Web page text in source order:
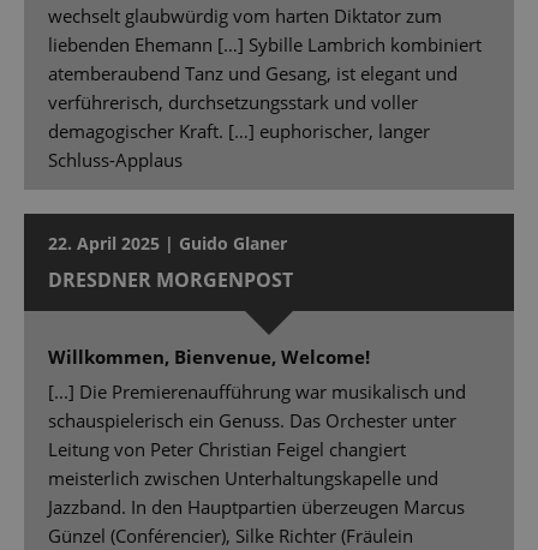
wechselt glaubwürdig vom harten Diktator zum
liebenden Ehemann […] Sybille Lambrich kombiniert
atemberaubend Tanz und Gesang, ist elegant und
verführerisch, durchsetzungsstark und voller
demagogischer Kraft. […] euphorischer, langer
Schluss-Applaus
22. April 2025 | Guido Glaner
DRESDNER MORGENPOST
Willkommen, Bienvenue, Welcome!
[...] Die Premierenaufführung war musikalisch und
schauspielerisch ein Genuss. Das Orchester unter
Leitung von Peter Christian Feigel changiert
meisterlich zwischen Unterhaltungskapelle und
Jazzband. In den Hauptpartien überzeugen Marcus
Günzel (Conférencier), Silke Richter (Fräulein